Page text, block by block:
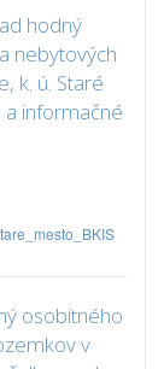
hodný
nebytových
k. ú. Staré
informačné
osobitného
v